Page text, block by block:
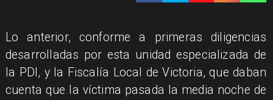
​Lo anterior, conforme a primeras diligencias
desarrolladas por esta unidad especializada de
la PDI, y la Fiscalía Local de Victoria, que daban
cuenta que la víctima pasada la media noche de